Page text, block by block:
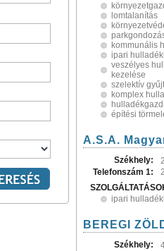
lomtalanítás
kommunális
ipari
veszélyes
kezelése
szelektív
komplex
építési
A.S.A.
Székhely:
Telefonszám 1:
ipari
BEREGI
Székhely: